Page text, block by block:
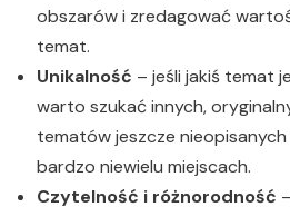
obszarów i zredagować
temat.
Unikalność – jeśli jakiś temat
warto szukać innych,
tematów jeszcze
bardzo niewielu miejscach.
Czytelność i różnorodność